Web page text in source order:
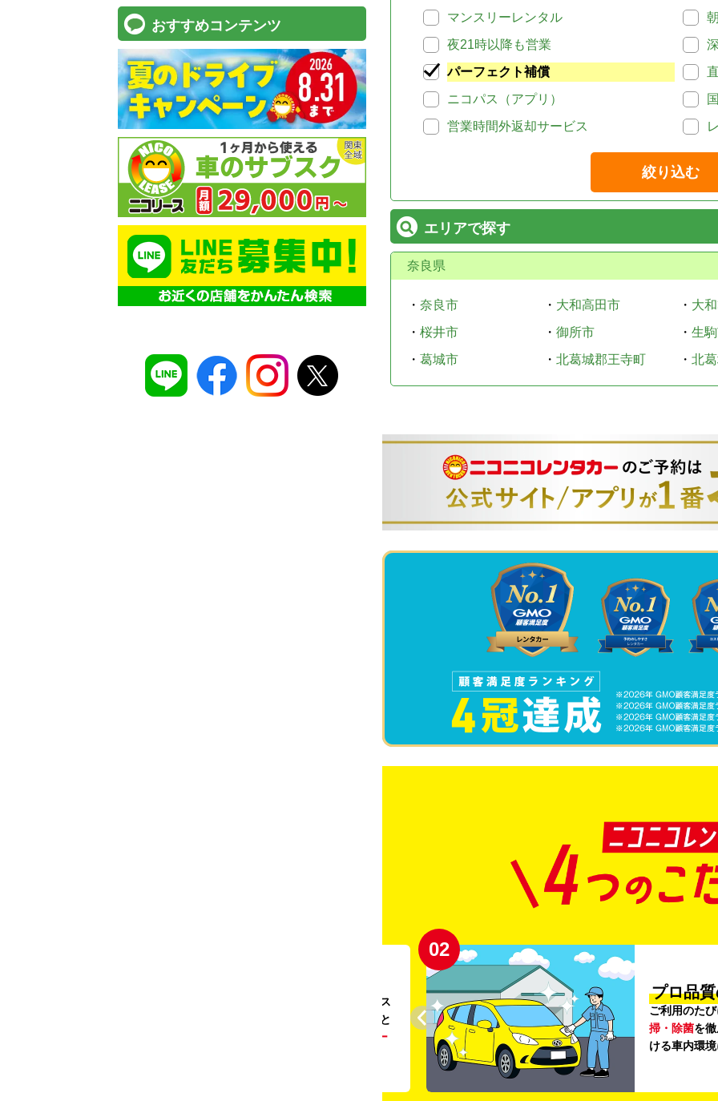
マンスリーレンタル
夜21時以降も営業
パーフェクト補償
ニコパス（アプリ）
営業時間外返却サービス
絞り込む
エリアで探す
奈良県
・ 奈良市 ・ 大和高田市 ・ 大
・ 桜井市 ・ 御所市 ・ 生
・ 葛城市 ・ 北葛城郡王寺町 ・ 北
。ガソリンス
タンドや整備工場の既存インフラを活用すること
リー
02
プロ品
ご利用のた
掃・除菌を
ける車内環
おすすめコンテンツ